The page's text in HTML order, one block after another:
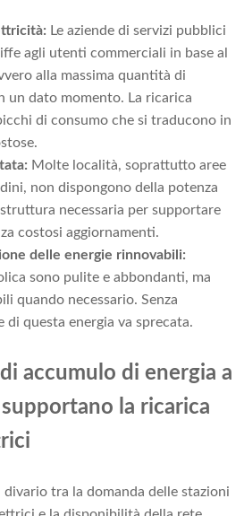
Le aziende di servizi pubblici
agli utenti commerciali in base al
alla massima quantità di
un dato momento. La ricarica
di consumo che si traducono in
Molte località, soprattutto aree
non dispongono della potenza
necessaria per supportare
costosi aggiornamenti.
delle energie rinnovabili:
sono pulite e abbondanti, ma
quando necessario. Senza
di questa energia va sprecata.
accumulo di energia a
supportano la ricarica
divario tra la domanda delle stazioni